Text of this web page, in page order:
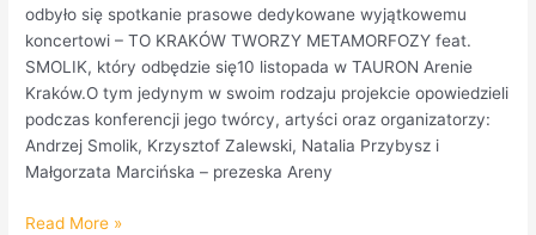
odbyło się spotkanie prasowe dedykowane wyjątkowemu
koncertowi – TO KRAKÓW TWORZY METAMORFOZY feat.
SMOLIK, który odbędzie się10 listopada w TAURON Arenie
Kraków.O tym jedynym w swoim rodzaju projekcie opowiedzieli
podczas konferencji jego twórcy, artyści oraz organizatorzy:
Andrzej Smolik, Krzysztof Zalewski, Natalia Przybysz i
Małgorzata Marcińska – prezeska Areny
Read More »